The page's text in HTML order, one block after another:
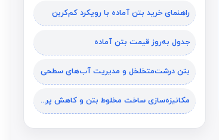
راهنمای خرید بتن آماده با رویکرد کم‌کربن
جدول به‌روز قیمت بتن آماده
بتن درشت‌متخلخل و مدیریت آب‌های سطحی
مکانیزه‌سازی ساخت مخلوط بتن و کاهش پرت مصالح